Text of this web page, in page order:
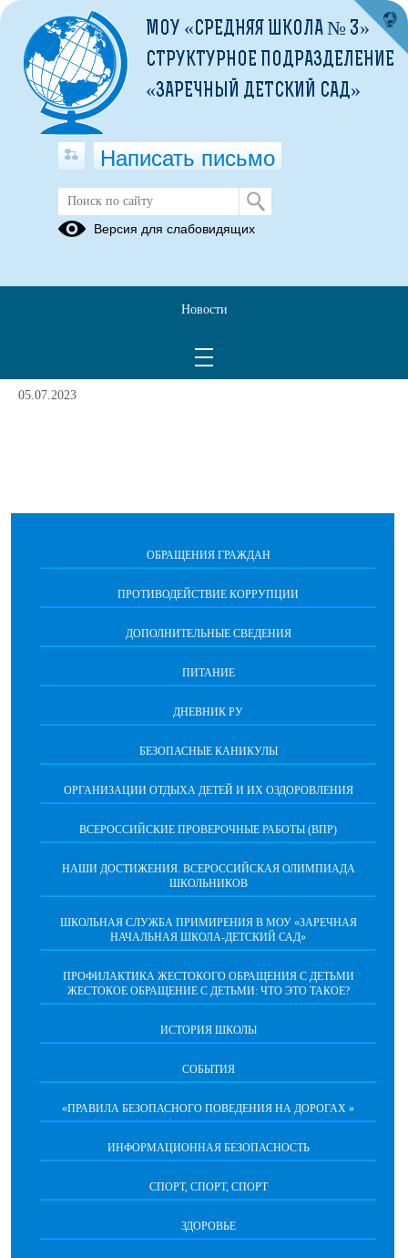
Антикоррупционная экспертиза
05.07.2023
ОБРАЩЕНИЯ ГРАЖДАН
ПРОТИВОДЕЙСТВИЕ КОРРУПЦИИ
ДОПОЛНИТЕЛЬНЫЕ СВЕДЕНИЯ
ПИТАНИЕ
ДНЕВНИК РУ
БЕЗОПАСНЫЕ КАНИКУЛЫ
ОРГАНИЗАЦИИ ОТДЫХА ДЕТЕЙ И ИХ ОЗДОРОВЛЕНИЯ
ВСЕРОССИЙСКИЕ ПРОВЕРОЧНЫЕ РАБОТЫ (ВПР)
НАШИ ДОСТИЖЕНИЯ. ВСЕРОССИЙСКАЯ ОЛИМПИАДА
ШКОЛЬНИКОВ
ШКОЛЬНАЯ СЛУЖБА ПРИМИРЕНИЯ В МОУ «ЗАРЕЧНАЯ
НАЧАЛЬНАЯ ШКОЛА-ДЕТСКИЙ САД»
ПРОФИЛАКТИКА ЖЕСТОКОГО ОБРАЩЕНИЯ С ДЕТЬМИ
ЖЕСТОКОЕ ОБРАЩЕНИЕ С ДЕТЬМИ: ЧТО ЭТО ТАКОЕ?
ИСТОРИЯ ШКОЛЫ
СОБЫТИЯ
«ПРАВИЛА БЕЗОПАСНОГО ПОВЕДЕНИЯ НА ДОРОГАХ »
ИНФОРМАЦИОННАЯ БЕЗОПАСНОСТЬ
СПОРТ, СПОРТ, СПОРТ
ЗДОРОВЬЕ
МОУ «СРЕДНЯЯ ШКОЛА № 3»
СТРУКТУРНОЕ ПОДРАЗДЕЛЕНИЕ
«ЗАРЕЧНЫЙ ДЕТСКИЙ САД»
Написать письмо
Версия для слабовидящих
Новости